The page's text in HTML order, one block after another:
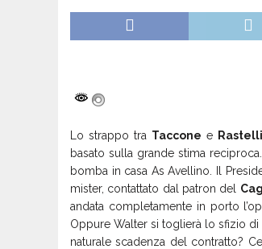
Lo strappo tra Taccone e
basato sulla grande stima
bomba in casa As Avellino. Il
mister, contattato dal patron del
andata completamente in porto
Oppure Walter si toglierà lo sfizio
naturale scadenza del contratto?